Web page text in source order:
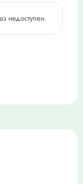
недоступен.